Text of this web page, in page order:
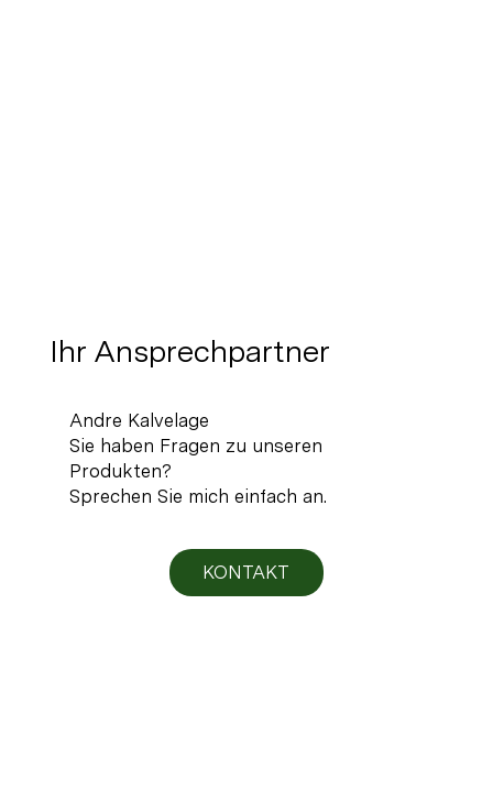
Ihr Ansprechpartner
Andre Kalvelage
Sie haben Fragen zu unseren
Produkten?
Sprechen Sie mich einfach an.
KONTAKT